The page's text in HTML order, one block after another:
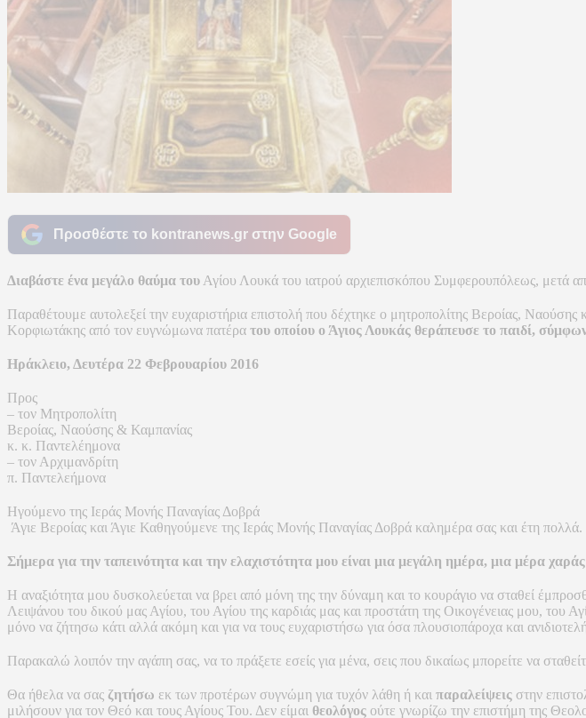
Προσθέστε το kontranews.gr στην Google
Διαβάστε ένα μεγάλο θαύμα του Αγίου Λουκά του ιατρού αρχιεπισκόπου Συμφερουπόλεως, μετά
Παραθέτουμε αυτολεξεί την ευχαριστήρια επιστολή που δέχτηκε ο μητροπολίτης Βεροίας,
Κορφιωτάκης από τον ευγνώμωνα πατέρα του οποίου ο Άγιος Λουκάς θεράπευσε το παιδί,
Ηράκλειο, Δευτέρα 22 Φεβρουαρίου 2016
Προς
– τον Μητροπολίτη
Βεροίας, Ναούσης & Καμπανίας
κ. κ. Παντελέημονα
– τον Αρχιμανδρίτη
π. Παντελεήμονα
Ηγούμενο της Ιεράς Μονής Παναγίας Δοβρά
Άγιε Βεροίας και Άγιε Καθηγούμενε της Ιεράς Μονής Παναγίας Δοβρά καλημέρα σας και έτη πολλά.
Σήμερα για την ταπεινότητα και την ελαχιστότητα μου είναι μια μεγάλη ημέρα, μια μέρα
Η αναξιότητα μου δυσκολεύεται να βρει από μόνη της την δύναμη και το κουράγιο να σταθεί
Λειψάνου του δικού μας Αγίου, του Αγίου της καρδιάς μας και προστάτη της Οικογένειας μου,
μόνο να ζήτησω κάτι αλλά ακόμη και για να τους ευχαριστήσω για όσα πλουσιοπάροχα και
Παρακαλώ λοιπόν την αγάπη σας, να το πράξετε εσείς για μένα, σεις που δικαίως μπορείτε να
Θα ήθελα να σας ζητήσω εκ των προτέρων συγνώμη για τυχόν λάθη ή και παραλείψεις στην
μιλήσουν για τον Θεό και τους Αγίους Του. Δεν είμαι θεολόγος ούτε γνωρίζω την επιστήμη της